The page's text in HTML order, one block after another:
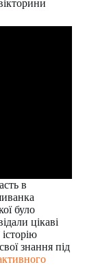
в
було
цікаві
знання під